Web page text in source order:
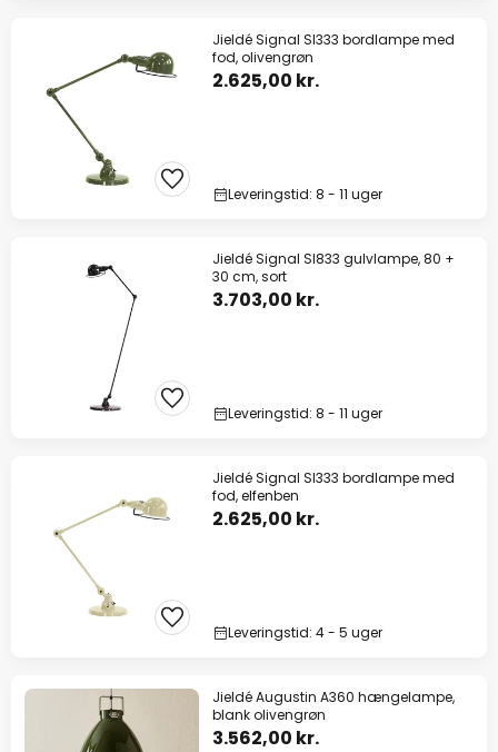
Jieldé Signal SI333 bordlampe med
fod, olivengrøn
2.625,00 kr.
Leveringstid: 8 - 11 uger
Jieldé Signal SI833 gulvlampe, 80 +
30 cm, sort
3.703,00 kr.
Leveringstid: 8 - 11 uger
Jieldé Signal SI333 bordlampe med
fod, elfenben
2.625,00 kr.
Leveringstid: 4 - 5 uger
Jieldé Augustin A360 hængelampe,
blank olivengrøn
3.562,00 kr.